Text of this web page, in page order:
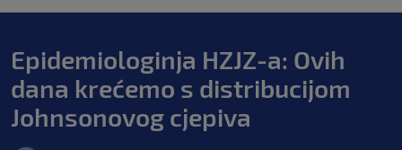
Epidemiologinja HZJZ-a: Ovih
dana krećemo s distribucijom
Johnsonovog cjepiva